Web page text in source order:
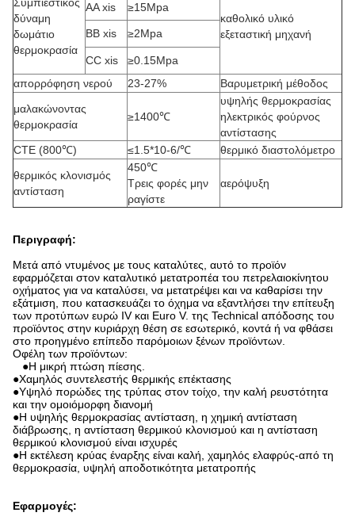
δύναμη
δωμάτιο
θερμοκρασία
AA xis
≥15Mpa
καθολικό υλικό
εξεταστική μηχανή
BB xis ≥2Mpa
CC xis
≥0.15Mpa
απορρόφηση νερού
23-27%
Βαρυμετρική μέθοδος
μαλακώνοντας
θερμοκρασία
≥1400℃
υψηλής θερμοκρασίας
ηλεκτρικός φούρνος
αντίστασης
CTE (800℃)
≤1.5*10-6/℃
θερμικό διαστολόμετρο
θερμικός κλονισμός
αντίσταση
450℃
Τρεις φορές μην
ραγίστε
αερόψυξη
Περιγραφή:
Μετά από ντυμένος με τους καταλύτες, αυτό το προϊόν
εφαρμόζεται στον καταλυτικό μετατροπέα του πετρελαιοκίνητου
οχήματος για να καταλύσει, να μετατρέψει και να καθαρίσει την
εξάτμιση, που κατασκευάζει το όχημα να εξαντλήσει την επίτευξη
των προτύπων ευρώ IV και Euro V. της Technical απόδοσης του
προϊόντος στην κυριάρχη θέση σε εσωτερικό, κοντά ή να φθάσει
στο προηγμένο επίπεδο παρόμοιων ξένων προϊόντων.
Οφέλη των προϊόντων:
●Η μικρή πτώση πίεσης.
●Χαμηλός συντελεστής θερμικής επέκτασης
●Υψηλό πορώδες της τρύπας στον τοίχο, την καλή ρευστότητα
και την ομοιόμορφη διανομή
●Η υψηλής θερμοκρασίας αντίσταση, η χημική αντίσταση
διάβρωσης, η αντίσταση θερμικού κλονισμού και η αντίσταση
θερμικού κλονισμού είναι ισχυρές
●Η εκτέλεση κρύας έναρξης είναι καλή, χαμηλός ελαφρύς-από τη
θερμοκρασία, υψηλή αποδοτικότητα μετατροπής
Εφαρμογές: